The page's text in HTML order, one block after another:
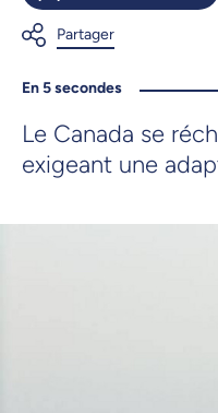
En 5 secondes
Le Canada se
exigeant une